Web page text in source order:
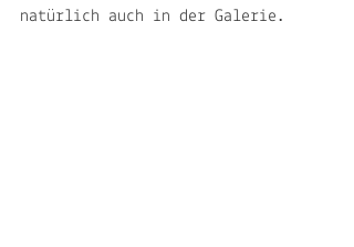
natürlich auch in der Galerie.